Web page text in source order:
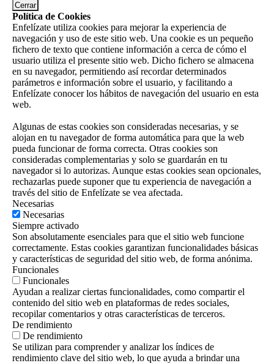
Cerrar
Política de Cookies
Enfelízate utiliza cookies para mejorar la experiencia de
navegación y uso de este sitio web. Una cookie es un pequeño
fichero de texto que contiene información a cerca de cómo el
usuario utiliza el presente sitio web. Dicho fichero se almacena
en su navegador, permitiendo así recordar determinados
parámetros e información sobre el usuario, y facilitando a
Enfelízate conocer los hábitos de navegación del usuario en esta
web.
Algunas de estas cookies son consideradas necesarias, y se
alojan en tu navegador de forma automática para que la web
pueda funcionar de forma correcta. Otras cookies son
consideradas complementarias y solo se guardarán en tu
navegador si lo autorizas. Aunque estas cookies sean opcionales,
rechazarlas puede suponer que tu experiencia de navegación a
través del sitio de Enfelízate se vea afectada.
Necesarias
Necesarias
Siempre activado
Son absolutamente esenciales para que el sitio web funcione
correctamente. Estas cookies garantizan funcionalidades básicas
y características de seguridad del sitio web, de forma anónima.
Funcionales
Funcionales
Ayudan a realizar ciertas funcionalidades, como compartir el
contenido del sitio web en plataformas de redes sociales,
recopilar comentarios y otras características de terceros.
De rendimiento
De rendimiento
Se utilizan para comprender y analizar los índices de
rendimiento clave del sitio web, lo que ayuda a brindar una